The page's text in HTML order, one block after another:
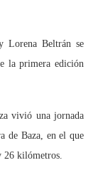
Lorena Beltrán se
la primera edición
vivió una jornada
de Baza, en el que
26 kilómetros.